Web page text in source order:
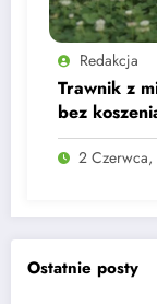
Ostatnie posty
Redakcja
Trawnik z
bez
2